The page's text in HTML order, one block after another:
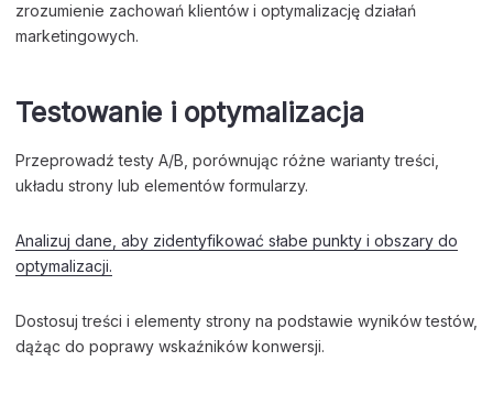
zrozumienie zachowań klientów i optymalizację działań
marketingowych.
Testowanie i optymalizacja
Przeprowadź testy A/B, porównując różne warianty treści,
układu strony lub elementów formularzy.
Analizuj dane, aby zidentyfikować słabe punkty i obszary do
optymalizacji.
Dostosuj treści i elementy strony na podstawie wyników testów,
dążąc do poprawy wskaźników konwersji.